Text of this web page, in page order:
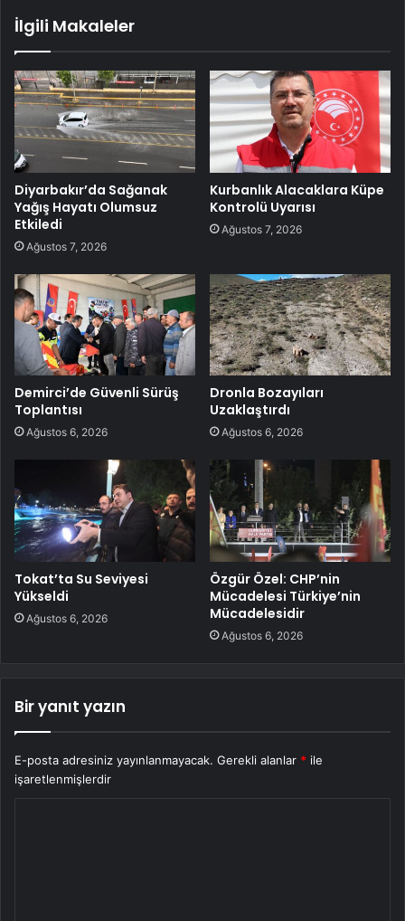
İlgili Makaleler
Diyarbakır’da Sağanak
Yağış Hayatı Olumsuz
Etkiledi
Ağustos 7, 2026
Kurbanlık Alacaklara Küpe
Kontrolü Uyarısı
Ağustos 7, 2026
Demirci’de Güvenli Sürüş
Toplantısı
Ağustos 6, 2026
Dronla Bozayıları
Uzaklaştırdı
Ağustos 6, 2026
Tokat’ta Su Seviyesi
Yükseldi
Ağustos 6, 2026
Özgür Özel: CHP’nin
Mücadelesi Türkiye’nin
Mücadelesidir
Ağustos 6, 2026
Bir yanıt yazın
E-posta adresiniz yayınlanmayacak. Gerekli alanlar * ile
işaretlenmişlerdir